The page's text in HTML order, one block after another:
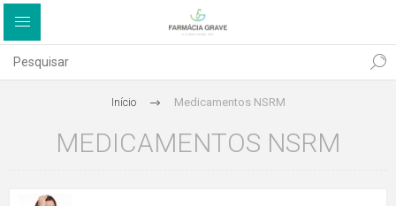
Início Medicamentos NSRM
MEDICAMENTOS NSRM